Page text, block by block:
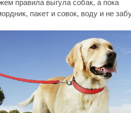
правила выгула собак, а пока
пакет и совок, воду и не